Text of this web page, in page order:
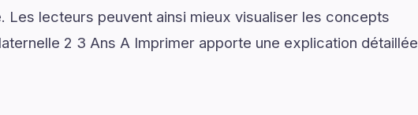
Les lecteurs peuvent ainsi mieux visualiser les concepts
2 3 Ans A Imprimer apporte une explication détaillée